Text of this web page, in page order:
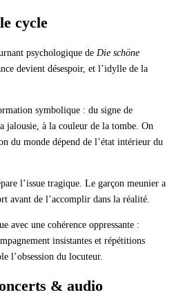
cycle
psychologique de Die schöne
devient désespoir, et l’idylle de la
symbolique : du signe de
jalousie, à la couleur de la tombe. On
du monde dépend de l’état intérieur du
l’issue tragique. Le garçon meunier a
avant de l’accomplir dans la réalité.
avec une cohérence oppressante :
insistantes et répétitions
l’obsession du locuteur.
& audio